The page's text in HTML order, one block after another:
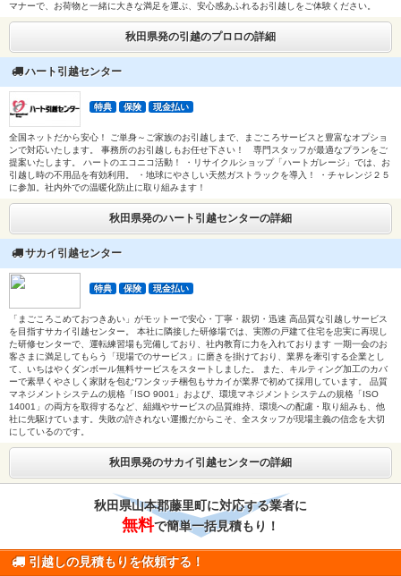
マナーで、お荷物と一緒に大きな満足を運ぶ、安心感あふれるお引越しをご体験ください。
秋田県発の引越のプロロの詳細
ハート引越センター
特典 保険 現金払い
全国ネットだから安心！ ご単身～ご家族のお引越しまで、まごころサービスと豊富なオプショ
ンで対応いたします。 事務所のお引越しもお任せ下さい！ 専門スタッフが最適なプランをご
提案いたします。 ハートのエコニコ活動！ ・リサイクルショップ「ハートガレージ」では、お
引越し時の不用品を有効利用。 ・地球にやさしい天然ガストラックを導入！ ・チャレンジ２５
に参加。社内外での温暖化防止に取り組みます！
秋田県発のハート引越センターの詳細
サカイ引越センター
特典 保険 現金払い
「まごころこめておつきあい」がモットーで安心・丁寧・親切・迅速 高品質な引越しサービス
を目指すサカイ引越センター。 本社に隣接した研修場では、実際の戸建て住宅を忠実に再現し
た研修センターで、運転練習場も完備しており、社内教育に力を入れております 一期一会のお
客さまに満足してもらう「現場でのサービス」に磨きを掛けており、業界を牽引する企業とし
て、いちはやくダンボール無料サービスをスタートしました。 また、キルティング加工のカバ
ーで素早くやさしく家財を包むワンタッチ梱包もサカイが業界で初めて採用しています。 品質
マネジメントシステムの規格「ISO 9001」および、環境マネジメントシステムの規格「ISO
14001」の両方を取得するなど、組織やサービスの品質維持、環境への配慮・取り組みも、他
社に先駆けています。失敗の許されない運搬だからこそ、全スタッフが現場主義の信念を大切
にしているのです。
秋田県発のサカイ引越センターの詳細
秋田県山本郡藤里町に対応する業者に
無料で簡単一括見積もり！
引越しの見積もりを依頼する！